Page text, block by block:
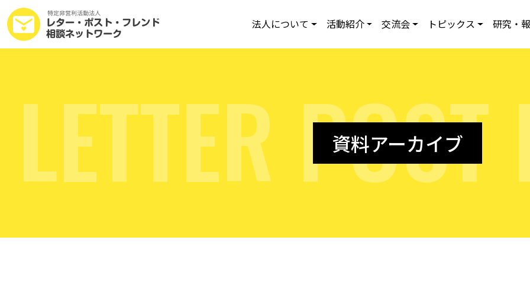
法人について 活動紹介 交流会 トピックス 研究・
LETTER POST
資料アーカイブ